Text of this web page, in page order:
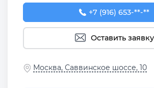
+7 (916) 653-89-70
+7 (916) 653-**-**
Оставить заявку
Москва, Саввинское шоссе, 10